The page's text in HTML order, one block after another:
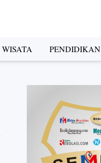
WISATA PENDIDIKAN